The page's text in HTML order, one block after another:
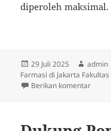
diperoleh maksimal.
Diposkan
pada
29 Juli 2025 Penulis
admin
Farmasi di Jakarta
Berikan komentaruntuk